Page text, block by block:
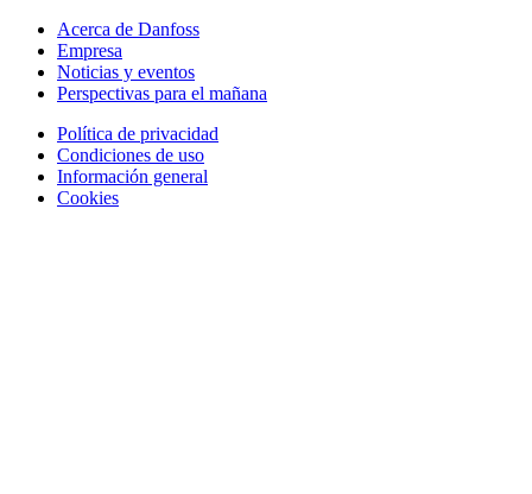
Acerca de Danfoss
Empresa
Noticias y eventos
Perspectivas para el mañana
Política de privacidad
Condiciones de uso
Información general
Cookies